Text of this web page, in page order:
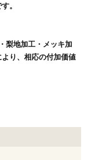
。
梨地加工・メッキ加
り、相応の付加価値